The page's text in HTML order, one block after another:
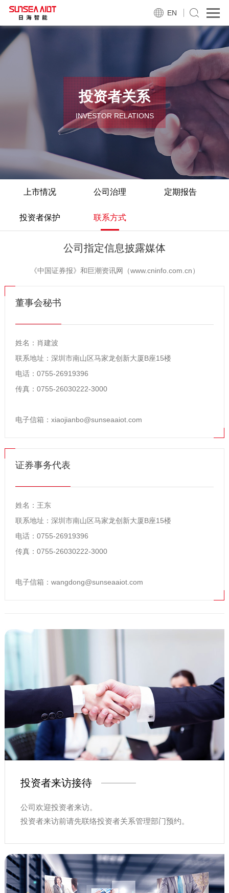
EN
投资者关系
INVESTOR RELATIONS
上市情况 公司治理 定期报告
投资者保护 联系方式
公司指定信息披露媒体
《中国证券报》和巨潮资讯网（www.cninfo.com.cn）
董事会秘书
姓名：肖建波
联系地址：深圳市南山区马家龙创新大厦B座15楼
电话：0755-26919396
传真：0755-26030222-3000
电子信箱： xiaojianbo@sunseaaiot.com
证券事务代表
姓名：王东
联系地址：深圳市南山区马家龙创新大厦B座15楼
电话：0755-26919396
传真：0755-26030222-3000
电子信箱： wangdong@sunseaaiot.com
投资者来访接待
公司欢迎投资者来访。
投资者来访前请先联络投资者关系管理部门预约。